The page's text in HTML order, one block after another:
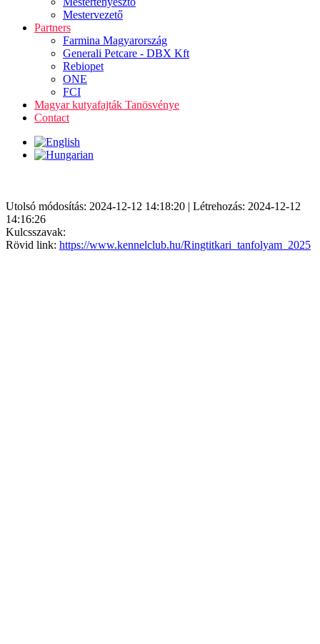
Mestervezető
Partners
Farmina Magyarország
Generali Petcare - DBX Kft
Rebiopet
ONE
FCI
Magyar kutyafajták Tanösvénye
Contact
Utolsó módosítás: 2024-12-12 14:18:20 | Létrehozás: 2024-12-12
14:16:26
Kulcsszavak:
Rövid link: https://www.kennelclub.hu/Ringtitkari_tanfolyam_2025